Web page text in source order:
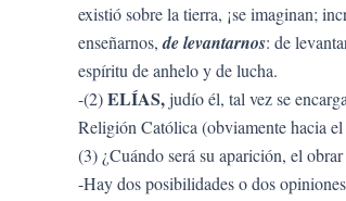
existió sobre la tierra, ¡se imaginan;
enseñarnos,de levantarnos: de
espíritu de anhelo y de lucha.
-(2)ELÍAS,judío él, tal vez se
Religión Católica (obviamente hacia
(3) ¿Cuándo será su aparición, el
-Hay dos posibilidades o dos